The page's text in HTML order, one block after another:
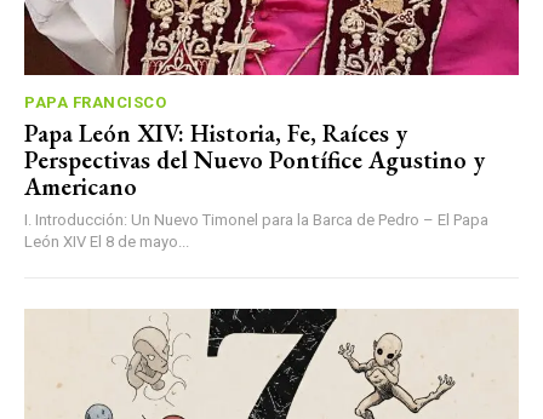
PAPA FRANCISCO
Papa León XIV: Historia, Fe, Raíces y
Perspectivas del Nuevo Pontífice Agustino y
Americano
I. Introducción: Un Nuevo Timonel para la Barca de Pedro – El Papa
León XIV El 8 de mayo...